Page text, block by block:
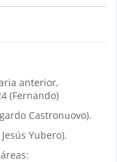
anterior,
(Fernando)
Castronuovo).
Yubero).